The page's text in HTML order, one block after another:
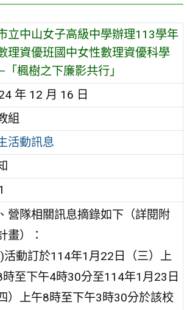
立中山女子高級中學辦理113學年
理資優班國中女性數理資優科學
「楓樹之下廉影共行」
年 12 月 16 日
組
活動訊息
營隊相關訊息摘錄如下（詳閱附
畫）：
活動訂於114年1月22日（三）上
時至下午4時30分至114年1月23日
四）上午8時至下午3時30分於該校